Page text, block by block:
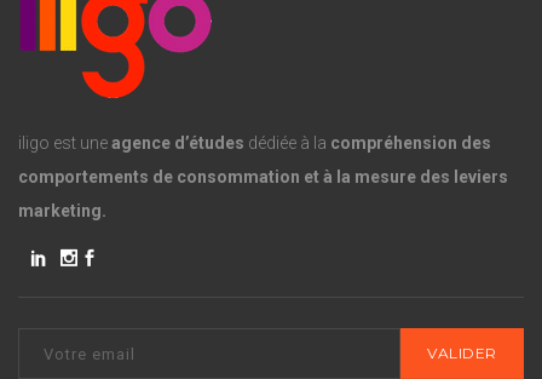
iligo est uneagence d’études dédiée à la compréhension des
comportements de consommation et à la mesure des leviers
marketing.